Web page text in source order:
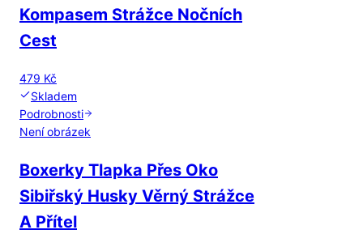
Kompasem Strážce Nočních
Cest
479 Kč
Skladem
Podrobnosti
Není obrázek
Boxerky Tlapka Přes Oko
Sibiřský Husky Věrný Strážce
A Přítel